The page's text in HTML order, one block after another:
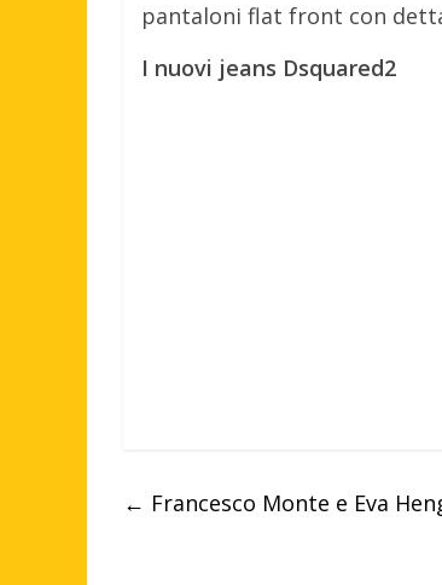
pantaloni flat front con
I nuovi jeans Dsquared2
← Francesco Monte e Eva